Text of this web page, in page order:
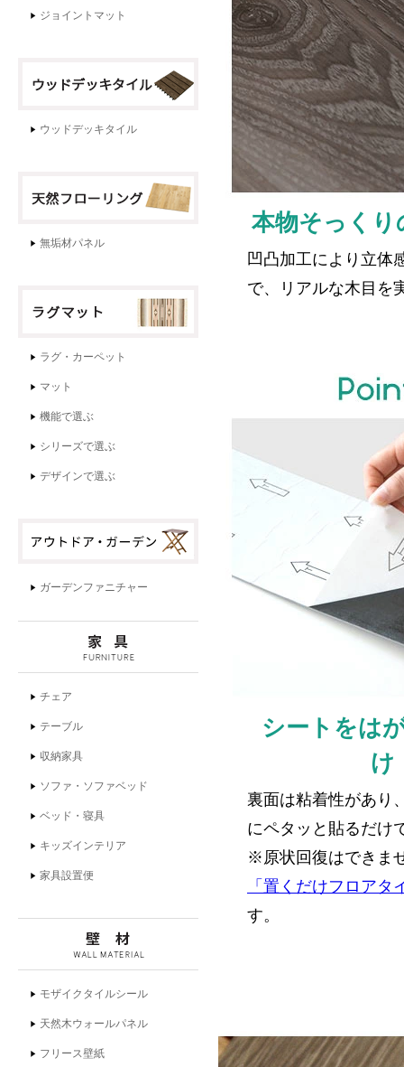
本物そっくり
凹凸加工により立体
で、リアルな木目を
シートをは
け
裏面は粘着性があり
にペタッと貼るだけ
※原状回復はできま
「置くだけフロアタ
す。